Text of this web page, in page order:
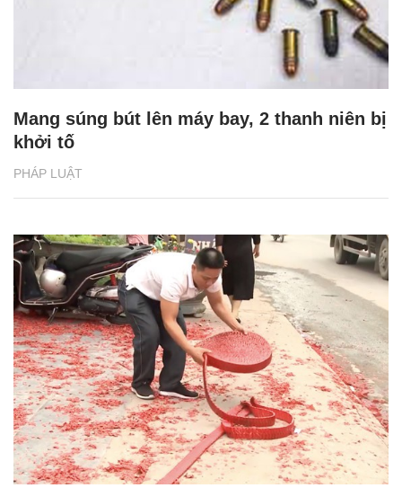
PHÁP LUẬT
Mang súng bút lên máy bay, 2 thanh niên bị
khởi tố